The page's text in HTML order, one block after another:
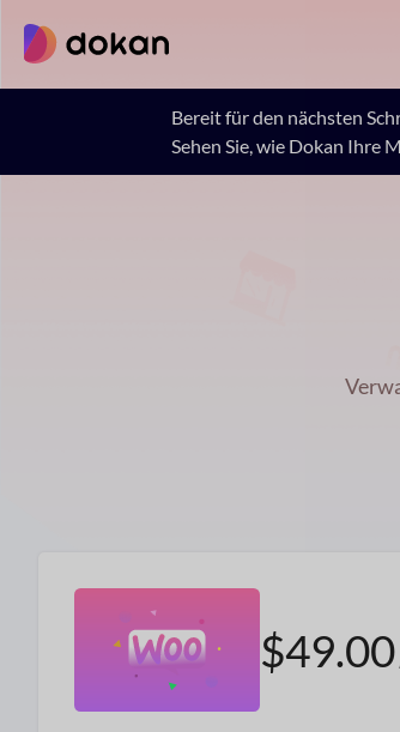
Inhalt
Bereit für den nächsten
Sehen Sie, wie Dokan Ihre
$49.00